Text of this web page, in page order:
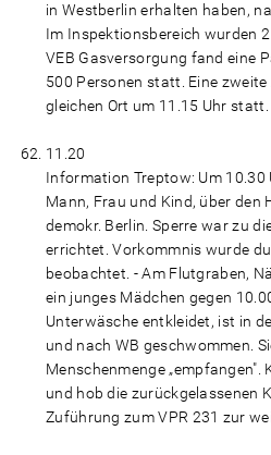
in Westberlin erhalten haben,
Im Inspektionsbereich wurden
VEB Gasversorgung fand eine
500 Personen statt. Eine
gleichen Ort um 11.15 Uhr statt.
11.20
Information Treptow: Um 10.30
Mann, Frau und Kind, über den
demokr. Berlin. Sperre war zu
errichtet. Vorkommnis wurde
beobachtet. - Am Flutgraben,
ein junges Mädchen gegen
Unterwäsche entkleidet, ist in
und nach WB geschwommen.
Menschenmenge
und hob die zurückgelassenen
Zuführung zum VPR 231 zur